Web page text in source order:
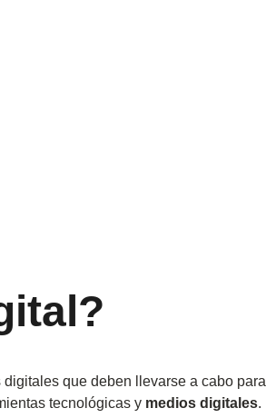
que deben llevarse a cabo para
tecnológicas y medios digitales.